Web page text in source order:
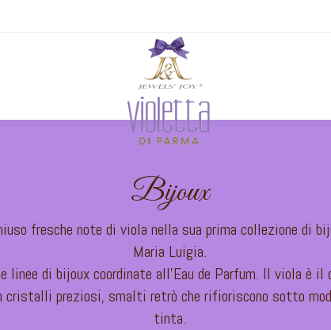
Bijoux
fresche note di viola nella sua prima collezione di
Maria Luigia.
di bijoux coordinate all’Eau de Parfum. Il viola è
cristalli preziosi, smalti retrò che rifioriscono sotto
tinta.